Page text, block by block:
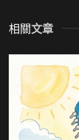
相關文章